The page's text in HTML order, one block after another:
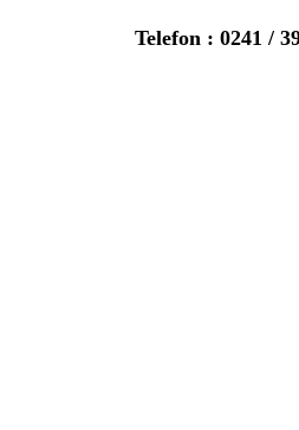
Telefon : 0241 /